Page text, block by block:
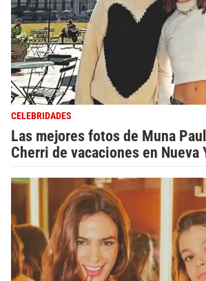
CELEBRIDADES
Las mejores fotos de Muna
Cherri de vacaciones en Nueva